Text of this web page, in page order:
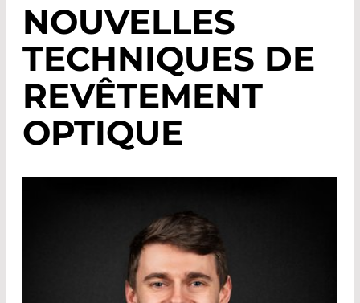
NOUVELLES
TECHNIQUES DE
REVÊTEMENT
OPTIQUE